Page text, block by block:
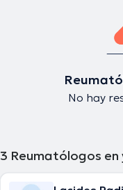
No hay
3 Reumatólogos